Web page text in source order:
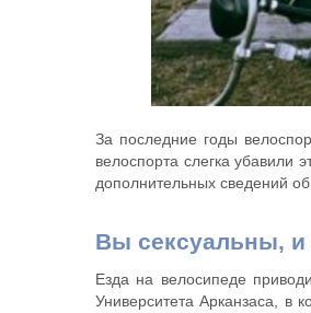
За последние годы
велоспорта слегка убавили
дополнительных сведений об
Вы сексуальны, и
Езда на велосипеде
Университета Арканзаса,